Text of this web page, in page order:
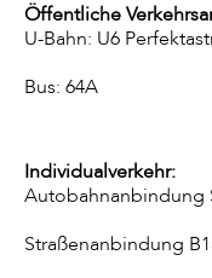
Öffentliche
U-Bahn: U6
Bus: 64A
Individualverkehr:
Autobahnanbindung
Straßenanbindung